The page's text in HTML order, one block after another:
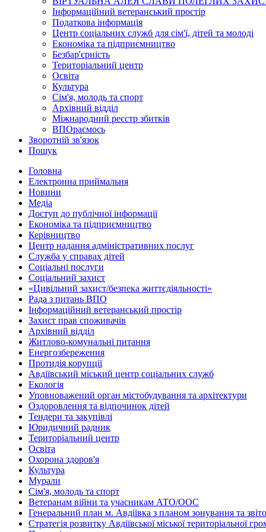
Інформаційний ветеранський простір
Податкова інформація
Центр соціальних служб для сім'ї, дітей та молоді
Економіка та підприємництво
Безбар'єрність
Територіальний центр
Освіта
Культура
Сім'я, молодь та спорт
Архівний відділ
Міжнародний реєстр збитків
ВПОраємось
Зворотній зв'язок
Пошук
Головна
Електронна приймальня
Новини
Медіа
Доступ до публічної інформації
Економіка та підприємництво
Керівництво
Центр надання адміністративних послуг
Служба у справах дітей
Соціальні послуги
Соціальний захист
«Цивільний захист/безпека життєдіяльності»
Рада з питань ВПО
Інформаційний ветеранський простір
Захист прав споживачів
Архівний відділ
Житлово-комунальні питання
Енергозбереження
Протидія корупції
Авдіївський міський центр соціальних служб
Екологія
Уповноважений орган містобудування та архітектури
Оздоровлення та відпочинок дітей
Тендери та закупівлі
Юридичний радник
Територіальний центр
Освіта
Охорона здоров'я
Культура
Мурали
Сім'я, молодь та спорт
Ветеранам війни та учасникам АТО/ООС
Генеральний план м. Авдіївка з планом зонування та
Стратегія розвитку Авдіївської міської територіальної